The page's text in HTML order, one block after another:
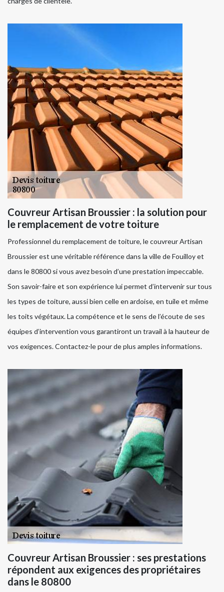
Couvreur Artisan Broussier : la solution pour
le remplacement de votre toiture
Professionnel du remplacement de toiture, le couvreur Artisan
Broussier est une véritable référence dans la ville de Fouilloy et
dans le 80800 si vous avez besoin d’une prestation impeccable.
Son savoir-faire et son expérience lui permet d’intervenir sur tous
les types de toiture, aussi bien celle en ardoise, en tuile et même
les toits végétaux. La compétence et le sens de l’écoute de ses
équipes d’intervention vous garantiront un travail à la hauteur de
vos exigences. Contactez-le pour de plus amples informations.
Couvreur Artisan Broussier : ses prestations
répondent aux exigences des propriétaires
dans le 80800